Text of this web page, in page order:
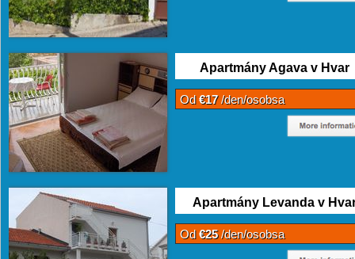
Apartmány Agava v Hvar
Od€17/den/osobsa
Apartmány Levanda v
Od€25/den/osobsa